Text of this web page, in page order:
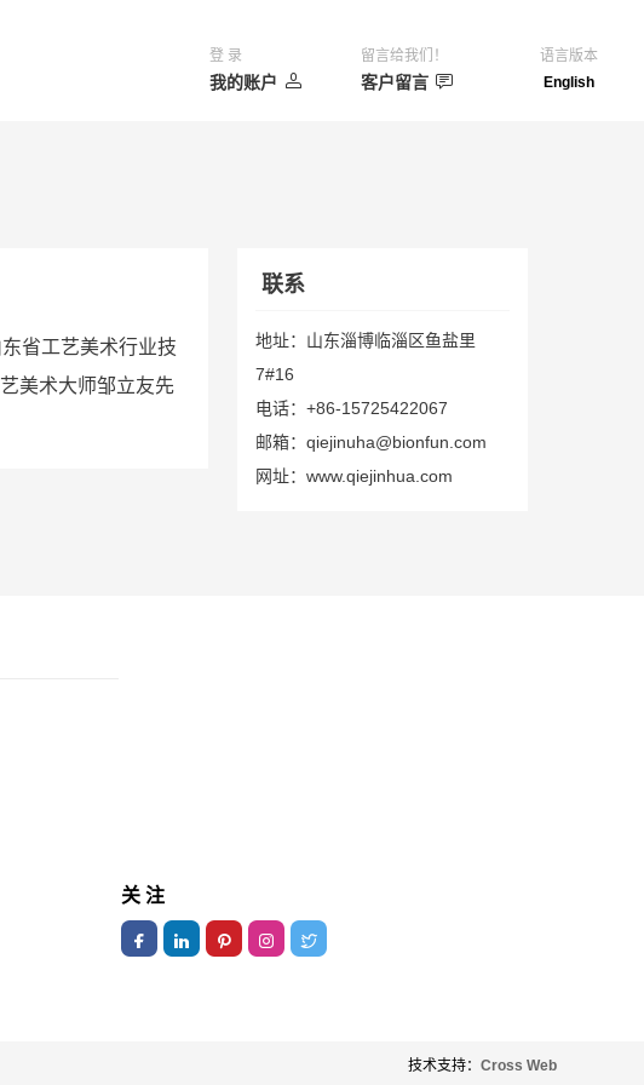
登 录
我的账户
留言给我们！
客户留言
语言版本
English
省工艺美术行业技
美术大师邹立友先
联系
地址：山东淄博临淄区鱼盐里
7#16
电话：+86-15725422067
邮箱：qiejinuha@bionfun.com
网址：www.qiejinhua.com
关 注
技术支持： Cross Web